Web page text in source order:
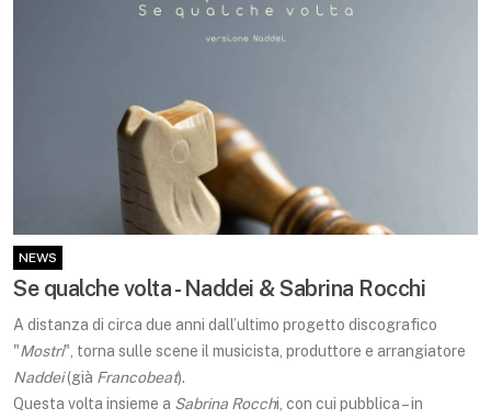
NEWS
Se qualche volta - Naddei & Sabrina Rocchi
A distanza di circa due anni dall’ultimo progetto discografico
"Mostri", torna sulle scene il musicista, produttore e arrangiatore
Naddei(già Francobeat).
Questa volta insieme a Sabrina Rocchi, con cui pubblica – in